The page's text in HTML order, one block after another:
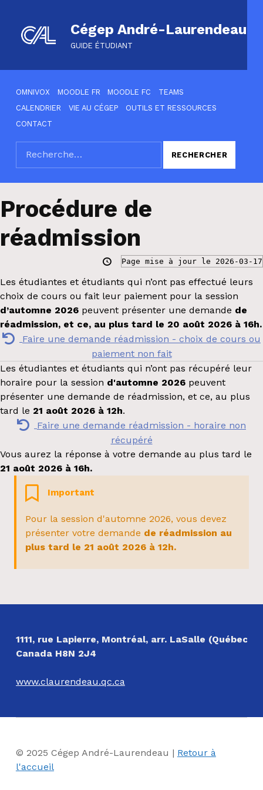
Cégep André-Laurendeau
GUIDE ÉTUDIANT
OMNIVOX
MOODLE FR MOODLE FC
TEAMS
CALENDRIER
VIE AU CÉGEP
OUTILS ET RESSOURCES
CONTACT
SEARCH THE SITE
Rechercher :
Procédure de
réadmission
Page mise à jour le 2026-03-17
Les étudiantes et étudiants qui n’ont pas effectué leurs
choix de cours ou fait leur paiement pour la session
d’automne 2026 peuvent présenter une demande de
réadmission, et ce, au plus tard le 20 août 2026 à 16h.
Faire une demande réadmission - choix de cours ou
paiement non fait
Les étudiantes et étudiants qui n’ont pas récupéré leur
horaire pour la session d'automne 2026 peuvent
présenter une demande de réadmission, et ce, au plus
tard le 21 août 2026 à 12h.
Faire une demande réadmission - horaire non
récupéré
Vous aurez la réponse à votre demande au plus tard le
21 août 2026 à 16h.
Important
Pour la session d'automne 2026, vous devez
présenter votre demande de réadmission au
plus tard le 21 août 2026 à 12h.
Revenir à la navigation principale
1111, rue Lapierre, Montréal, arr. LaSalle (Québec)
Canada H8N 2J4
www.claurendeau.qc.ca
© 2025 Cégep André-Laurendeau | Retour à
l'accueil